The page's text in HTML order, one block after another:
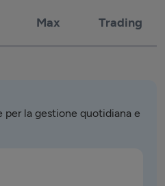
Max Trading
la gestione quotidiana e